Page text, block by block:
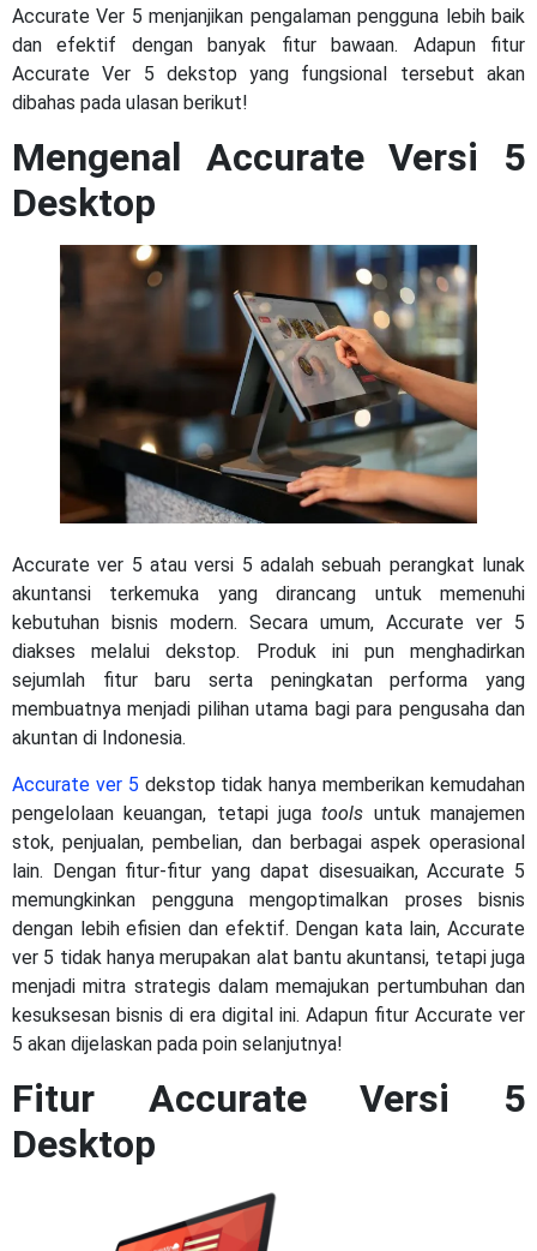
Accurate Ver 5 menjanjikan pengalaman pengguna lebih baik
dan efektif dengan banyak fitur bawaan. Adapun fitur
Accurate Ver 5 dekstop yang fungsional tersebut akan
dibahas pada ulasan berikut!
Mengenal Accurate Versi 5
Desktop
Accurate ver 5 atau versi 5 adalah sebuah perangkat lunak
akuntansi terkemuka yang dirancang untuk memenuhi
kebutuhan bisnis modern. Secara umum, Accurate ver 5
diakses melalui dekstop. Produk ini pun menghadirkan
sejumlah fitur baru serta peningkatan performa yang
membuatnya menjadi pilihan utama bagi para pengusaha dan
akuntan di Indonesia.
Accurate ver 5 dekstop tidak hanya memberikan kemudahan
pengelolaan keuangan, tetapi jugatools untuk manajemen
stok, penjualan, pembelian, dan berbagai aspek operasional
lain. Dengan fitur-fitur yang dapat disesuaikan, Accurate 5
memungkinkan pengguna mengoptimalkan proses bisnis
dengan lebih efisien dan efektif. Dengan kata lain, Accurate
ver 5 tidak hanya merupakan alat bantu akuntansi, tetapi juga
menjadi mitra strategis dalam memajukan pertumbuhan dan
kesuksesan bisnis di era digital ini. Adapun fitur Accurate ver
5 akan dijelaskan pada poin selanjutnya!
Fitur Accurate Versi 5
Desktop